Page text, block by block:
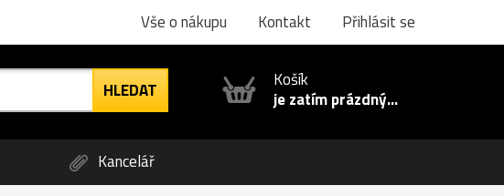
Vše o nákupu Kontakt Přihlásit se
Košík
je zatím prázdný...
Kancelář